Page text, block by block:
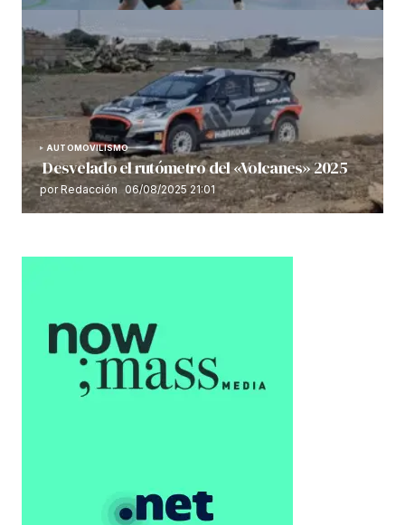
AUTOMOVILISMO
Desvelado el rutómetro del «Volcanes» 2025
por Redacción 06/08/2025 21:01